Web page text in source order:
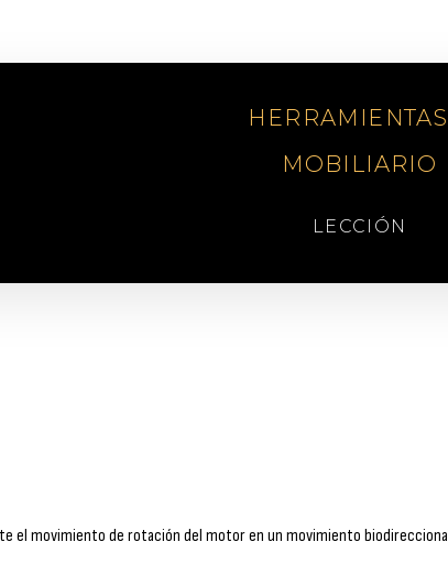
MOBILIARIO
LECCIÓN
el movimiento de rotación del motor en un movimiento